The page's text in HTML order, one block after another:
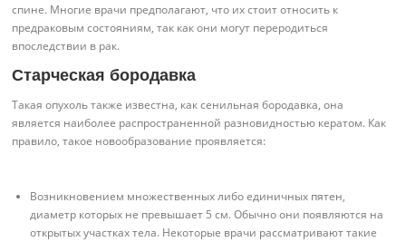
спине. Многие врачи предполагают, что их стоит относить к
предраковым состояниям, так как они могут переродиться
впоследствии в рак.
Старческая бородавка
Такая опухоль также известна, как сенильная бородавка, она
является наиболее распространенной разновидностью кератом. Как
правило, такое новообразование проявляется:
Возникновением множественных либо единичных пятен,
диаметр которых не превышает 5 см. Обычно они появляются на
открытых участках тела. Некоторые врачи рассматривают такие